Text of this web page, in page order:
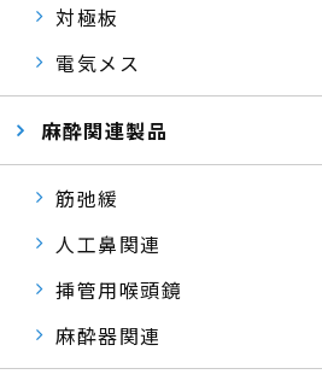
対極板
電気メス
麻酔関連製品
筋弛緩
人工鼻関連
挿管用喉頭鏡
麻酔器関連